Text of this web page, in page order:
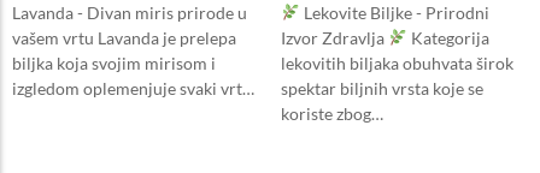
Lavanda - Divan miris prirode u
vašem vrtu Lavanda je prelepa
biljka koja svojim mirisom i
izgledom oplemenjuje svaki vrt…
Lekovite Biljke - Prirodni
Izvor Zdravlja
Kategorija
lekovitih biljaka obuhvata širok
spektar biljnih vrsta koje se
koriste zbog…